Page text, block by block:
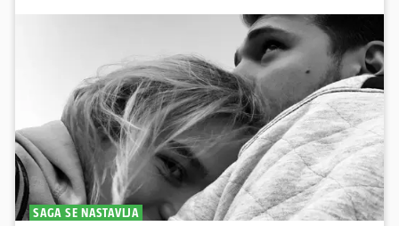
SAGA SE NASTAVLJA